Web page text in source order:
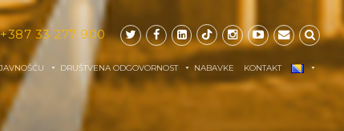
+387 33 277 900
DRUŠTVENA ODGOVORNOST NABAVKE KONTAKT